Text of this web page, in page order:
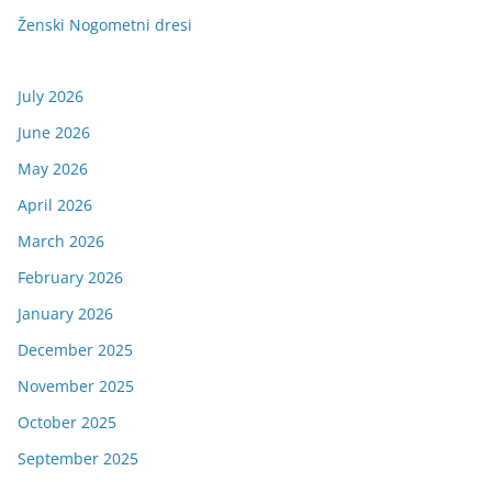
Ženski Nogometni dresi
July 2026
June 2026
May 2026
April 2026
March 2026
February 2026
January 2026
December 2025
November 2025
October 2025
September 2025